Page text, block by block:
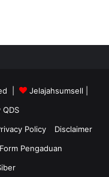
| Jelajahsumsell
QDS
Policy
Disclaimer
Form Pengaduan